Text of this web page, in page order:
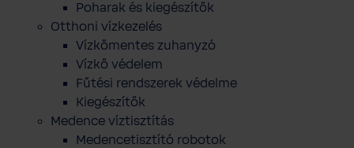
Poharak és kiegészítők
Otthoni vízkezelés
Vízkőmentes zuhanyzó
Vízkő védelem
Fűtési rendszerek védelme
Kiegészítők
Medence víztisztítás
Medencetisztító robotok